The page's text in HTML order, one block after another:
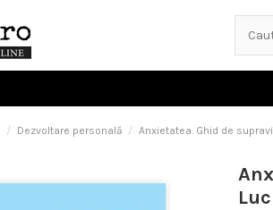
Dezvoltare personală Anxietatea. Ghid de